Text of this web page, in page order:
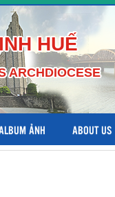
HUẾ
ARCHDIOCESE
ẢNH ABOUT US